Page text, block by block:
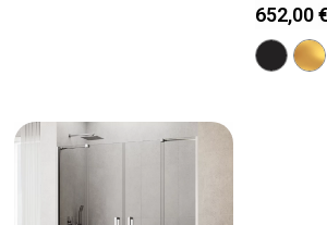
652,00€